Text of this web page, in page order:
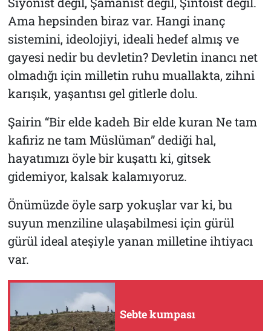
Ama hepsinden biraz var. Hangi inanç
sistemini, ideolojiyi, ideali hedef almış ve
gayesi nedir bu devletin? Devletin inancı net
olmadığı için milletin ruhu muallakta, zihni
karışık, yaşantısı gel gitlerle dolu.
Şairin “Bir elde kadeh Bir elde kuran Ne tam
kafiriz ne tam Müslüman” dediği hal,
hayatımızı öyle bir kuşattı ki, gitsek
gidemiyor, kalsak kalamıyoruz.
Önümüzde öyle sarp yokuşlar var ki, bu
suyun menziline ulaşabilmesi için gürül
gürül ideal ateşiyle yanan milletine ihtiyacı
var.
Sebte kumpası